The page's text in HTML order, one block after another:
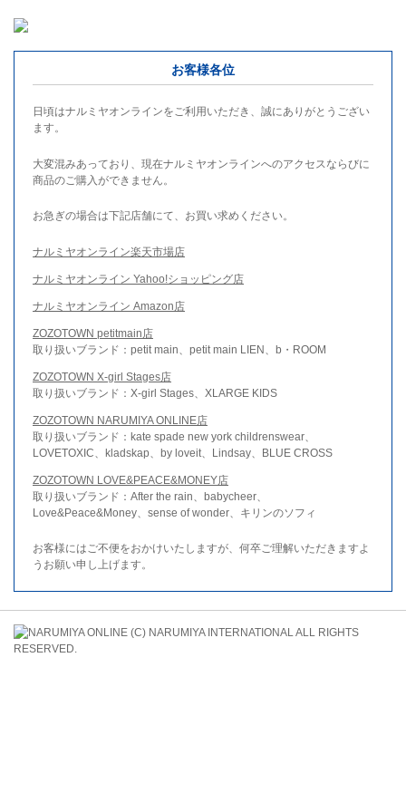
お客様各位
日頃はナルミヤオンラインをご利用いただき、誠にありがとうござい
ます。
大変混みあっており、現在ナルミヤオンラインへのアクセスならびに
商品のご購入ができません。
お急ぎの場合は下記店舗にて、お買い求めください。
ナルミヤオンライン楽天市場店
ナルミヤオンライン Yahoo!ショッピング店
ナルミヤオンライン Amazon店
ZOZOTOWN petitmain店
取り扱いブランド：petit main、petit main LIEN、b・ROOM
ZOZOTOWN X-girl Stages店
取り扱いブランド：X-girl Stages、XLARGE KIDS
ZOZOTOWN NARUMIYA ONLINE店
取り扱いブランド：kate spade new york childrenswear、
LOVETOXIC、kladskap、by loveit、Lindsay、BLUE CROSS
ZOZOTOWN LOVE&PEACE&MONEY店
取り扱いブランド：After the rain、babycheer、
Love&Peace&Money、sense of wonder、キリンのソフィ
お客様にはご不便をおかけいたしますが、何卒ご理解いただきますよ
うお願い申し上げます。